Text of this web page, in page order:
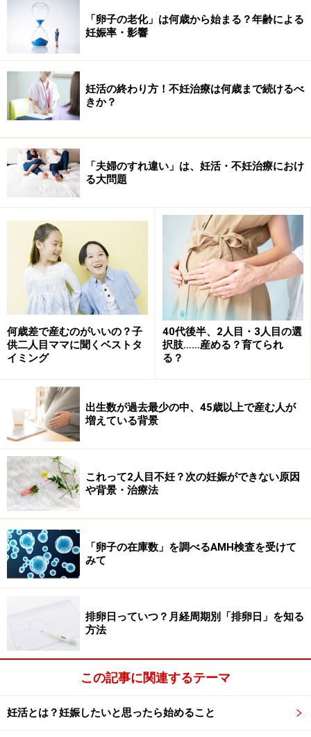
価格：4,725円
HP：www.nishitomo.com/products/bt14w.aspx
※データは記事公開時点のものです。
※記事内容は執筆時点のものです。最新の内容をご確認くださ
い。
※妊娠中の症状には個人差があります。記事内容は執筆者個人の
見解によるものであり、全ての方への有効性を保証するものでは
ありません。体の不調を感じた場合は、適切な医療機関での受診
をおすすめいたします。当サイトで提供する情報に基づいて被っ
たいかなる損害についても、当社、各ガイド、その他当社と契約
した情報提供者は一切の責任を負いかねます。
【編集部おすすめの購入サイト】
Amazonでマタニティグッズをチェック！
楽天市場で妊娠・出産用品をチェック！
「卵子の老化」は何歳から始まる？年齢による
妊娠率・影響
妊活の終わり方！不妊治療は何歳まで続けるべ
きか？
「夫婦のすれ違い」は、妊活・不妊治療におけ
る大問題
何歳差で産むのがいいの？子
供二人目ママに聞くベストタ
イミング
40代後半、2人目・3人目の選
択肢……産める？育てられ
る？
出生数が過去最少の中、45歳以上で産む人が
増えている背景
これって2人目不妊？次の妊娠ができない原因
や背景・治療法
「卵子の在庫数」を調べるAMH検査を受けて
みて
排卵日っていつ？月経周期別「排卵日」を知る
方法
この記事に関連するテーマ
妊活とは？妊娠したいと思ったら始めること